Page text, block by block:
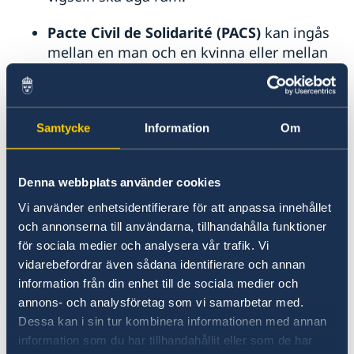
Samtycke Information Om
Denna webbplats använder cookies
Vi använder enhetsidentifierare för att anpassa innehållet
och annonserna till användarna, tillhandahålla funktioner
för sociala medier och analysera vår trafik. Vi
vidarebefordrar även sådana identifierare och annan
information från din enhet till de sociala medier och
annons- och analysföretag som vi samarbetar med.
Dessa kan i sin tur kombinera informationen med annan
information som du har tillhandahållit eller som de har
ambassad i Paris
Hälso- och sjukvård
Lokala lagar och sedvänjor
Kriminalitet och personlig säkerhet
Trafiksäkerhet och miljöåtergärder
Resa i landet
Reseinformation till dig med dubbelt medborgarskap
Pacte Civil de Solidarité (PACS) kan ingås
mellan en man och en kvinna eller mellan
två personer av samma kön. PACS
borgmästarämbetet, eller hos en notarie.
Läs vidare under rubriken ”Vigsel eller
PACS inför fransk myndighet” på
Vigsel på Sveriges ambassad i Paris:
Vigsel mellan två svenska medborgare varvid
åtminstone en av parterna ska vara bosatt i
Frankrike.
Läs vidare under rubriken "Vigsel på ambassad"